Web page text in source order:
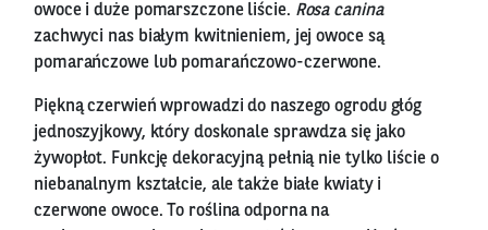
owoce i duże pomarszczone liście. Rosa canina
zachwyci nas białym kwitnieniem, jej owoce są
pomarańczowe lub pomarańczowo-czerwone.
Piękną czerwień wprowadzi do naszego ogrodu głóg
jednoszyjkowy, który doskonale sprawdza się jako
żywopłot. Funkcję dekoracyjną pełnią nie tylko liście o
niebanalnym kształcie, ale także białe kwiaty i
czerwone owoce. To roślina odporna na